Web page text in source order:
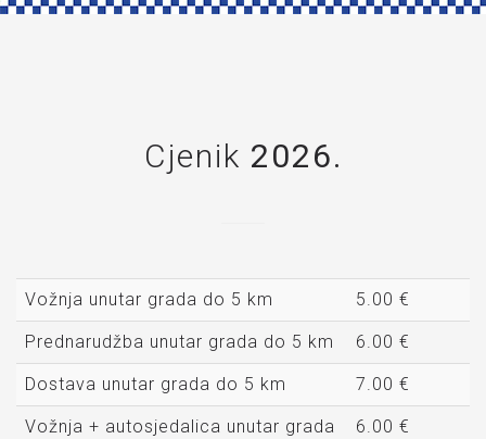
Cjenik 2026.
Vožnja unutar grada do 5 km 5.00 €
Prednarudžba unutar grada do 5 km 6.00 €
Dostava unutar grada do 5 km 7.00 €
Vožnja + autosjedalica unutar grada
6.00 €